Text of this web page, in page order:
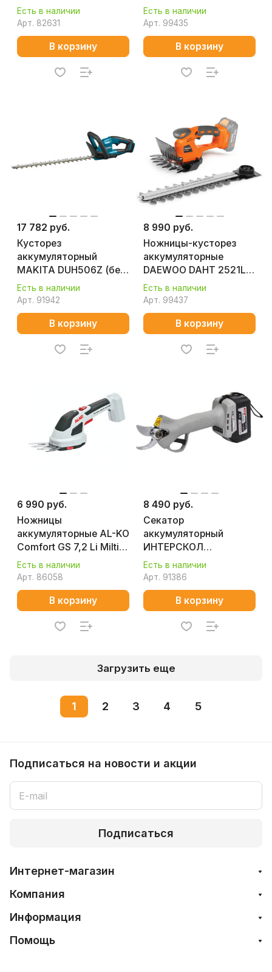
Есть в наличии
Арт. 82631
В корзину
SET
Есть в наличии
Арт. 99435
В корзину
17 782 руб.
Кусторез
аккумуляторный
MAKITA DUH506Z (без
АКБ и ЗУ)
Есть в наличии
Арт. 91942
В корзину
8 990 руб.
Ножницы-кусторез
аккумуляторные
DAEWOO DAHT 2521Li
(без АКБ и ЗУ)
Есть в наличии
Арт. 99437
В корзину
6 990 руб.
Ножницы
аккумуляторные AL-KO
Comfort GS 7,2 Li Milti
Cutter 113371
Есть в наличии
Арт. 86058
В корзину
8 490 руб.
Секатор
аккумуляторный
ИНТЕРСКОЛ
СА-30/18В (1 АКБ х 2.0
Ah, ЗУ, кейс)
Есть в наличии
Арт. 91386
В корзину
Загрузить еще
1 2 3 4 5
Подписаться на новости и акции
Подписаться
Интернет-магазин
Компания
Информация
Помощь